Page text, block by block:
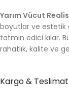
Yarım Vücut
boyutlar ve estetik
tatmin edici kılar.
rahatlık, kalite ve
Kargo & Teslimat